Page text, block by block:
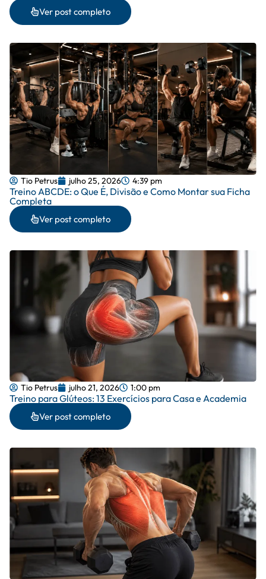
Ver post completo
Tio Petrus julho 25, 2026 4:39 pm
Treino ABCDE: o Que É, Divisão e Como Montar sua Ficha
Completa
Ver post completo
Tio Petrus julho 21, 2026 1:00 pm
Treino para Glúteos: 13 Exercícios para Casa e Academia
Ver post completo